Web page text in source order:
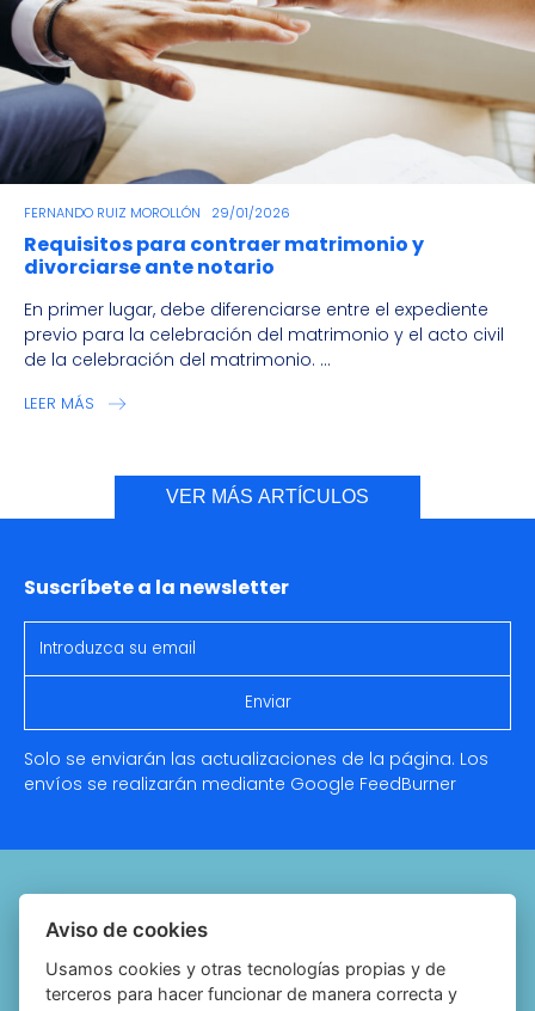
FERNANDO RUIZ MOROLLÓN 29/01/2026
Requisitos para contraer matrimonio y
divorciarse ante notario
En primer lugar, debe diferenciarse entre el expediente
previo para la celebración del matrimonio y el acto civil
de la celebración del matrimonio. ...
LEER MÁS
VER MÁS ARTÍCULOS
Suscríbete a la newsletter
Solo se enviarán las actualizaciones de la página. Los
envíos se realizarán mediante Google FeedBurner
Política de cookies
Aviso de cookies
Usamos cookies y otras tecnologías propias y de
terceros para hacer funcionar de manera correcta y